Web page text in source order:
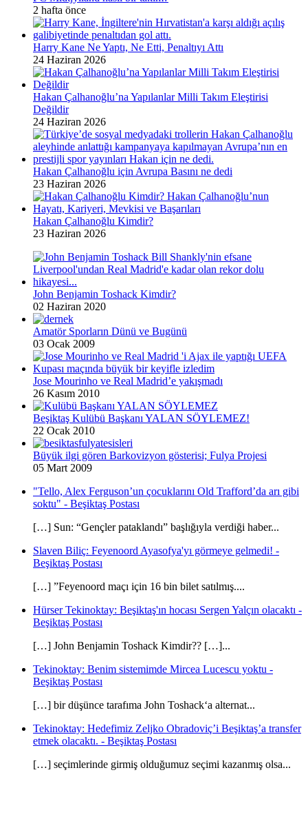
2 hafta önce
Harry Kane Ne Yaptı, Ne Etti, Penaltıyı Attı
24 Haziran 2026
Hakan Çalhanoğlu’na Yapılanlar Milli Takım Eleştirisi
Değildir
24 Haziran 2026
Hakan Çalhanoğlu için Avrupa Basını ne dedi
23 Haziran 2026
Hakan Çalhanoğlu Kimdir?
23 Haziran 2026
John Benjamin Toshack Kimdir?
02 Haziran 2020
Amatör Sporların Dünü ve Bugünü
03 Ocak 2009
Jose Mourinho ve Real Madrid’e yakışmadı
26 Kasım 2010
Beşiktaş Kulübü Başkanı YALAN SÖYLEMEZ!
22 Ocak 2010
Büyük ilgi gören Barkovizyon gösterisi; Fulya Projesi
05 Mart 2009
"Tello, Alex Ferguson’un çocuklarını Old Trafford’da arı gibi
soktu" - Beşiktaş Postası
[…] Sun: “Gençler pataklandı” başlığıyla verdiği haber...
Slaven Biliç: Feyenoord Ayasofya'yı görmeye gelmedi! -
Beşiktaş Postası
[…] ”Feyenoord maçı için 16 bin bilet satılmış....
Hürser Tekinoktay: Beşiktaş'ın hocası Sergen Yalçın olacaktı -
Beşiktaş Postası
[…] John Benjamin Toshack Kimdir?? […]...
Tekinoktay: Benim sistemimde Mircea Lucescu yoktu -
Beşiktaş Postası
[…] bir düşünce tarafıma John Toshack‘a alternat...
Tekinoktay: Hedefimiz Zeljko Obradoviç’i Beşiktaş’a transfer
etmek olacaktı. - Beşiktaş Postası
[…] seçimlerinde girmiş olduğumuz seçimi kazanmış olsa...